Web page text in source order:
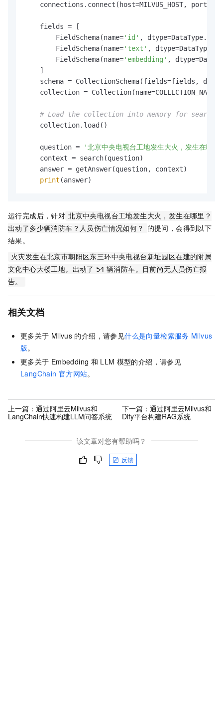
connections.connect(host=MILVUS_HOST,
    fields = [
        FieldSchema(name=
'id' ,
        FieldSchema(name=
'text' ,
        FieldSchema(name=
'embedding' ,
    ]
schema = CollectionSchema(fields=fields,
collection = Collection(name=COLLECTION_NAME,
# Load the collection into memory for
    collection.load()
    question =
'北京中央电视台工地发生大火，发生在哪
    context = search(question)
    answer = getAnswer(question, context)
print
运行完成后，针对 北京中央电视台工地发生大火，发生在哪里？
出动了多少辆消防车？人员伤亡情况如何？
的提问，会得到以下
结果。
火灾发生在北京市朝阳区东三环中央电视台新址园区在建的附属
文化中心大楼工地。出动了 54 辆消防车。目前尚无人员伤亡报
告。
相关文档
更多关于 Milvus 的介绍，请参见什么是向量检索服务 Milvus
版。
更多关于 Embedding 和 LLM 模型的介绍，请参见
LangChain 官方网站。
上一篇： 通过阿里云Milvus和
LangChain快速构建LLM问答系统
下一篇： 通过阿里云Milvus和
Dify平台构建RAG系统
该文章对您有帮助吗？
反馈